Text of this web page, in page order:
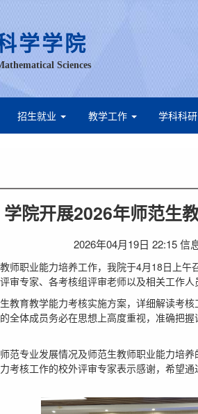
学学院
Sciences
招生就业 教学工作 学科科研
学院开展2026年师范生
2026年04月19日 22:15 信
师职业能力培养工作，我院于4月18日上
审专家、各考核组评审老师以及相关工作人
教育教学能力考核实施方案，详细解读考
全体成员务必在思想上高度重视，准确把
范专业发展情况及师范生教师职业能力培
考核工作的校外评审专家表示感谢，希望